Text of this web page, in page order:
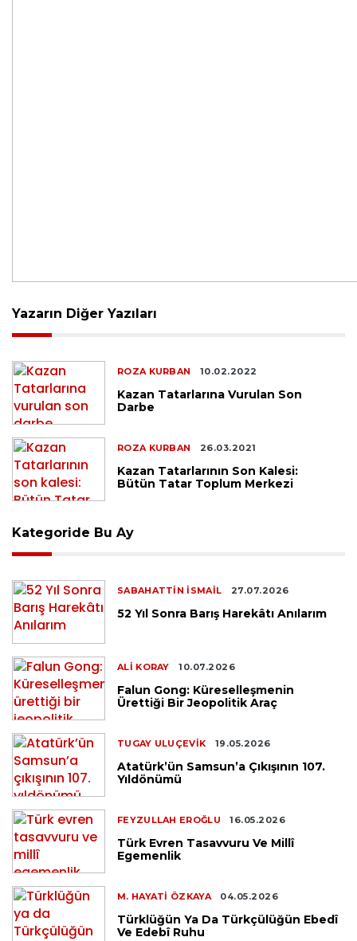
Yazarın Diğer Yazıları
ROZA KURBAN 10.02.2022
Kazan Tatarlarına Vurulan Son
Darbe
ROZA KURBAN 26.03.2021
Kazan Tatarlarının Son Kalesi:
Bütün Tatar Toplum Merkezi
Kategoride Bu Ay
SABAHATTIN İSMAIL 27.07.2026
52 Yıl Sonra Barış Harekâtı Anılarım
ALI KORAY 10.07.2026
Falun Gong: Küreselleşmenin
Ürettiği Bir Jeopolitik Araç
TUGAY ULUÇEVIK 19.05.2026
Atatürk’ün Samsun’a Çıkışının 107.
Yıldönümü
FEYZULLAH EROĞLU 16.05.2026
Türk Evren Tasavvuru Ve Millî
Egemenlik
M. HAYATI ÖZKAYA 04.05.2026
Türklüğün Ya Da Türkçülüğün Ebedî
Ve Edebî Ruhu